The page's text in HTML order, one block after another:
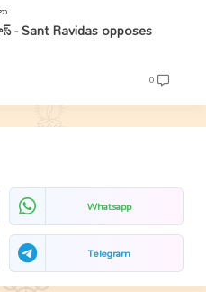
Sant Ravidas opposes
0
Whatsapp
Telegram